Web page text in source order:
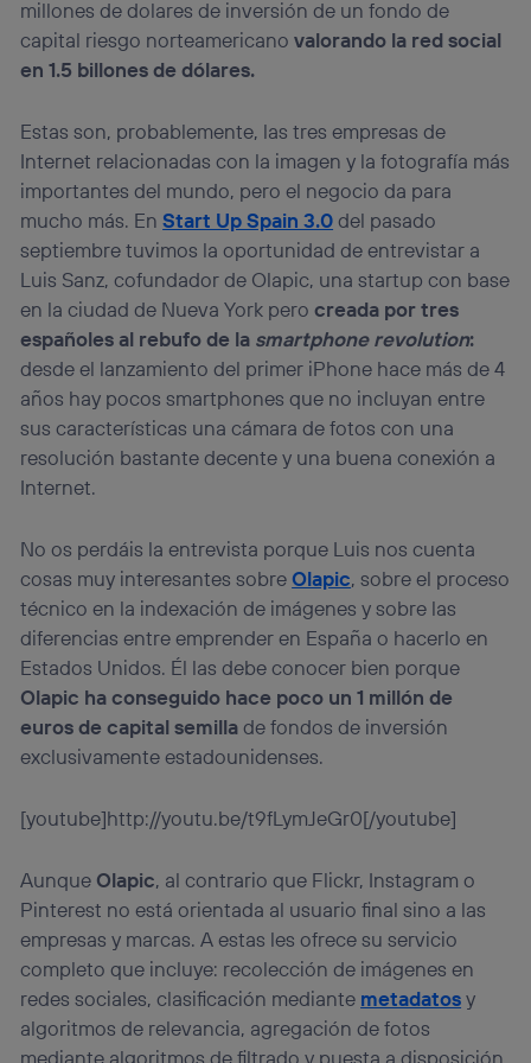
millones de dolares de inversión de un fondo de
capital riesgo norteamericanovalorando la red social
en 1.5 billones de dólares.
Estas son, probablemente, las tres empresas de
Internet relacionadas con la imagen y la fotografía más
importantes del mundo, pero el negocio da para
mucho más. EnStart Up Spain 3.0del pasado
septiembre tuvimos la oportunidad de entrevistar a
Luis Sanz, cofundador de Olapic, una startup con base
en la ciudad de Nueva York perocreada por tres
españoles al rebufo de la smartphone revolution:
desde el lanzamiento del primer iPhone hace más de 4
años hay pocos smartphones que no incluyan entre
sus características una cámara de fotos con una
resolución bastante decente y una buena conexión a
Internet.
No os perdáis la entrevista porque Luis nos cuenta
cosas muy interesantes sobreOlapic, sobre el proceso
técnico en la indexación de imágenes y sobre las
diferencias entre emprender en España o hacerlo en
Estados Unidos. Él las debe conocer bien porque
Olapic ha conseguido hace poco un 1 millón de
euros de capital semillade fondos de inversión
exclusivamente estadounidenses.
[youtube]http://youtu.be/t9fLymJeGr0[/youtube]
Aunque Olapic, al contrario que Flickr, Instagram o
Pinterest no está orientada al usuario final sino a las
empresas y marcas. A estas les ofrece su servicio
completo que incluye: recolección de imágenes en
redes sociales, clasificación mediante metadatosy
algoritmos de relevancia, agregación de fotos
consienta el uso de la tecnología recibirá el mismo
identificador. Típicamente:
Si utilizas unaconexión de banda ancha
que hayan dado su consentimiento.
Si utilizasdatos móviles , el marketing será más
personalizado, ya que se basará únicamente en la
navegación del usuario del móvil.
Puedes gestionar los consentimientos Utiq seleccionando
“Administrar Utiq” en la parte inferior de esta página web o
visitando el portal de privacidad de Utiq
(“consenthub”). Para más información, consulta
la política de privacidad de Utiq.